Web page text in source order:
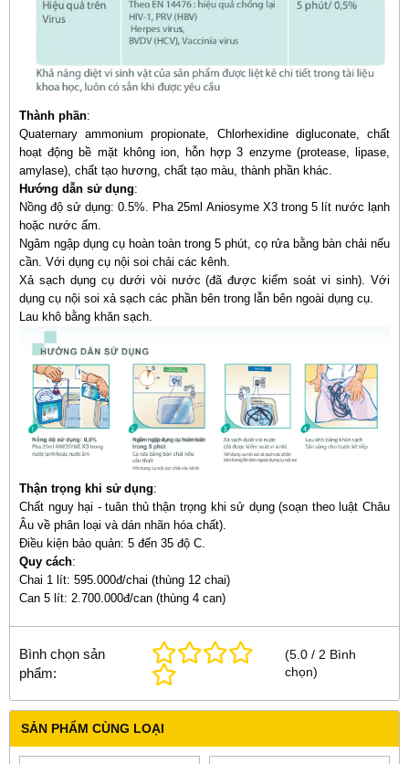
Thành phần:
Quaternary ammonium propionate, Chlorhexidine digluconate, chất
hoạt động bề mặt không ion, hỗn hợp 3 enzyme (protease, lipase,
amylase), chất tạo hương, chất tạo màu, thành phần khác.
Hướng dẫn sử dụng:
Nồng độ sử dụng: 0.5%. Pha 25ml Aniosyme X3 trong 5 lít nước lạnh
hoặc nước ấm.
Ngâm ngập dụng cụ hoàn toàn trong 5 phút, cọ rửa bằng bàn chải nếu
cần. Với dụng cụ nội soi chải các kênh.
Xả sạch dụng cụ dưới vòi nước (đã được kiểm soát vi sinh). Với
dụng cụ nội soi xả sạch các phần bên trong lẫn bên ngoài dụng cụ.
Lau khô bằng khăn sạch.
Thận trọng khi sử dụng:
Chất nguy hại - tuân thủ thận trọng khi sử dụng (soạn theo luật Châu
Âu về phân loại và dán nhãn hóa chất).
Điều kiện bảo quản: 5 đến 35 độ C.
Quy cách:
Chai 1 lít: 595.000đ/chai (thùng 12 chai)
Can 5 lít: 2.700.000đ/can (thùng 4 can)
Bình chọn sản
phẩm:
(5.0 /2 Bình
chọn)
SẢN PHẨM CÙNG LOẠI